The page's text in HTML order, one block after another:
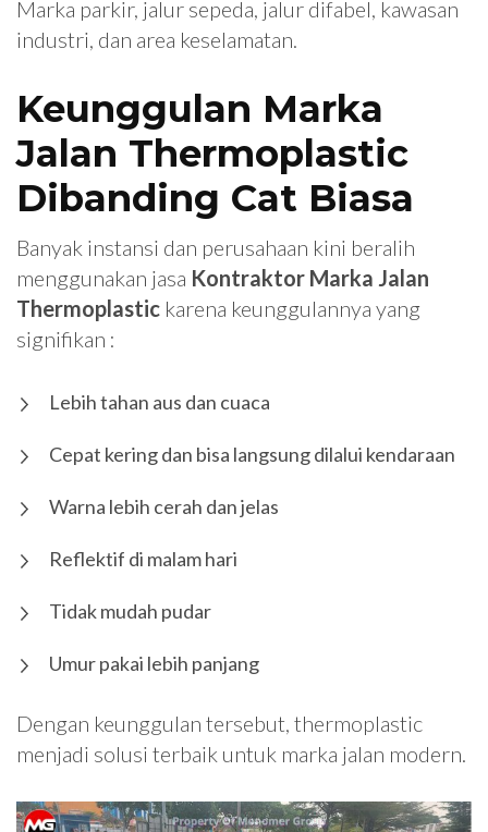
Marka parkir, jalur sepeda, jalur difabel, kawasan
industri, dan area keselamatan.
Keunggulan Marka
Jalan Thermoplastic
Dibanding Cat Biasa
Banyak instansi dan perusahaan kini beralih
menggunakan jasa Kontraktor Marka Jalan
Thermoplastic karena keunggulannya yang
signifikan :
Lebih tahan aus dan cuaca
Cepat kering dan bisa langsung dilalui kendaraan
Warna lebih cerah dan jelas
Reflektif di malam hari
Tidak mudah pudar
Umur pakai lebih panjang
Dengan keunggulan tersebut, thermoplastic
menjadi solusi terbaik untuk marka jalan modern.